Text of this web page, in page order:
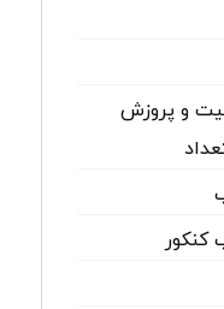
و پروزش
کنکور